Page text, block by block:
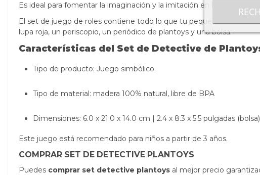
Es ideal para fomentar la imaginación y la imitación en los los niños
El set de juego de roles contiene todo lo que tu pequeño detective
lupa roja, un periscopio, un periódico de plantoys y una bolsa.
Características del Set de Detective de
Tipo de producto: Juego simbólico.
Tipo de material: madera 100% natural, libre de BPA
Dimensiones: 6.0 x 21.0 x 14.0 cm | 2.4 x 8.3 x 5.5 pulgadas (bolsa)
Este juego está recomendado para niños a partir de 3 años.
COMPRAR SET DE DETECTIVE PLANTOYS
Puedes comprar set detective plantoys al mejor precio